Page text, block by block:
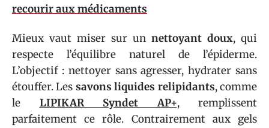
recourir aux médicaments
Mieux vaut miser sur un nettoyant doux, qui
respecte l’équilibre naturel de l’épiderme.
L’objectif : nettoyer sans agresser, hydrater sans
étouffer. Les savons liquides relipidants, comme
le LIPIKAR Syndet AP+, remplissent
parfaitement ce rôle. Contrairement aux gels